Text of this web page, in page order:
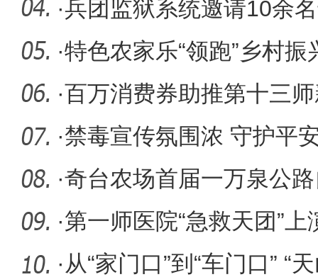
动启动
·兵团监狱系统邀请10余
·特色农家乐“领跑”乡村振
·百万消费券助推第十三
续“升温
·禁毒宣传氛围浓 守护平
·奇台农场首届一万泉公
·第一师医院“急救天团”
战
· 从“家门口”到“车门口” “